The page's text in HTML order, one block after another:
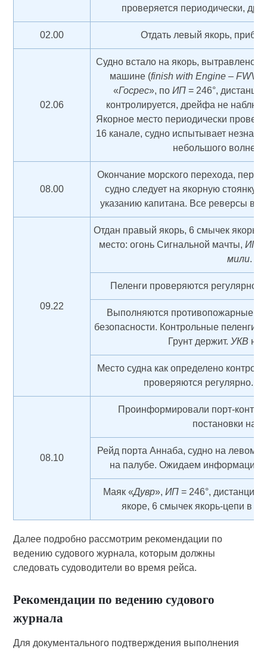
проверяется периодически,
02.00 Отдать левый якорь,
02.06
Судно встало на якорь, вытравлено
машине (finish with Engine –FWV
«Госрес», по ИП= 246°,
контролируется, дрейфа не
Якорное место периодически
16 канале, суд­но испытывает
небольшого
08.00
Окончание морского перехода,
судно следует на якорную стоянку
указанию капитана. Все реверсы в
09.22
Отдан правый якорь, 6 смычек якорь-
место: огонь Сигнальной мачты,ИП
мили.
Пеленги проверяются регулярно,
Выполняются противопожарные
безопасности. Контрольные пеленги
Грунт держит.УКВ на
Место судна как определено
проверяются регулярно.
08.10
Проинформировали порт-
постановки на
Рейд порта Аннаба, судно на левом
на палубе. Ожидаем информацию о
Маяк «Дувр»,ИП = 246°, дистанция
якоре, 6 смычек якорь-цепи в
Далее подробно рассмотрим рекомендации по
ведению судового журнала, которым должны
следовать судоводители во время рейса.
Рекомендации по ведению судового
журнала
Для документального подтверждения выполнения